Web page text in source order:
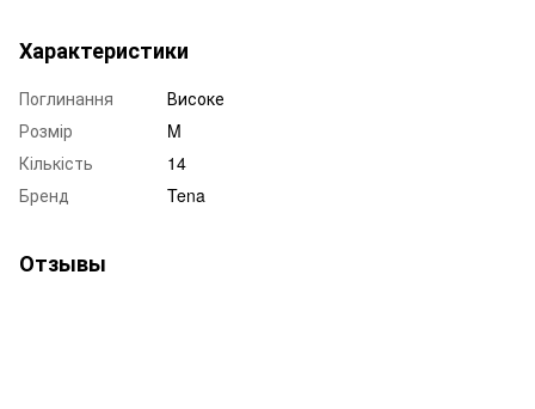
Характеристики
Поглинання
Високе
Розмір
M
Кількість
14
Бренд
Tena
Отзывы